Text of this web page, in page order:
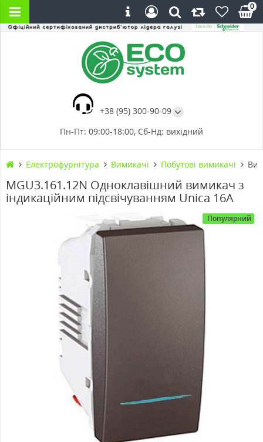
+38 (95) 300-90-09
Пн-Пт: 09:00-18:00, Сб-Нд: вихідний
0
Електрофурнітура Вимикачі Побутові вимикачі
MGU3.161.12N Одноклавішний вимикач з
індикаційним підсвічуванням Unica 16А
Популярний